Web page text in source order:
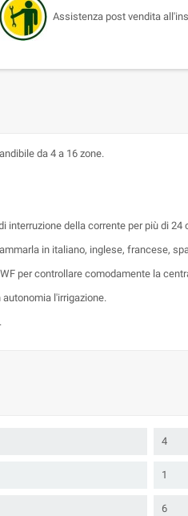
Assistenza post vendita
da 4 a 16 zone.
della corrente per più di 24
in italiano, inglese, francese,
per controllare comodamente la
l'irrigazione.
4
1
6